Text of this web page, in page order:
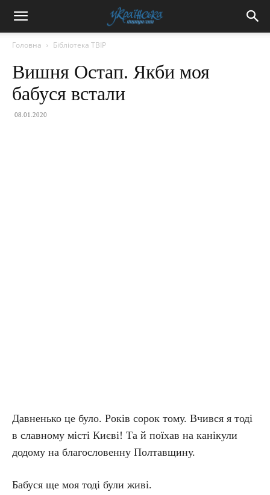
Головна Бібліотека ТВІР
Вишня Остап. Якби моя
бабуся встали
08.01.2020
Давненько це було. Років сорок тому. Вчився я тоді
в славному місті Києві! Та й поїхав на канікули
додому на благословенну Полтавщину.
Бабуся ще моя тоді були живі.